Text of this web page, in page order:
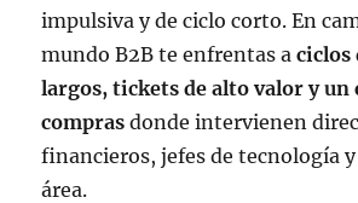
impulsiva y de ciclo corto. En
mundo B2B te enfrentas aciclos
largos, tickets de alto valor y un
compras donde intervienen
financieros, jefes de tecnología
área.